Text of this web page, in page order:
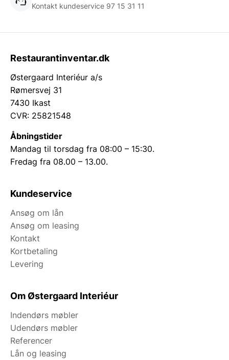
Kontakt kundeservice 97 15 31 11
Restaurantinventar.dk
Østergaard Interiéur a/s
Rømersvej 31
7430 Ikast
CVR: 25821548
Åbningstider
Mandag til torsdag fra 08:00 – 15:30.
Fredag fra 08.00 – 13.00.
Kundeservice
Ansøg om lån
Ansøg om leasing
Kontakt
Kortbetaling
Levering
Om Østergaard Interiéur
Indendørs møbler
Udendørs møbler
Referencer
Lån og leasing